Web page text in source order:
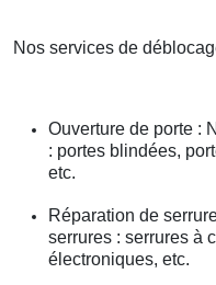
Nos services de
Ouverture de porte :
: portes blindées,
etc.
Réparation de
serrures : serrures à
électroniques, etc.